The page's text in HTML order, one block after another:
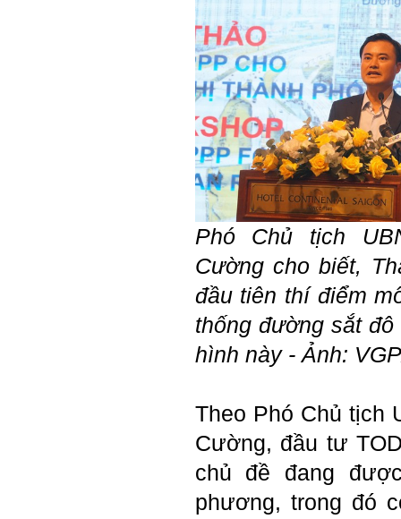
Phó Chủ tịch
Cường cho biết,
đầu tiên thí điểm
thống đường sắt
hình này - Ảnh:
Theo Phó Chủ tịch
Cường, đầu tư
chủ đề đang
phương, trong đó